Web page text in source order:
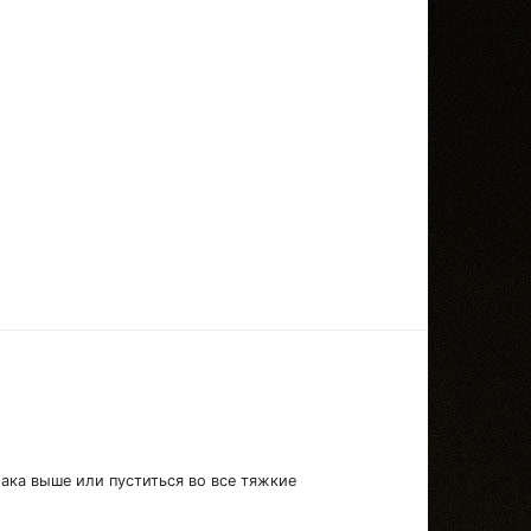
выше или пуститься во все тяжкие